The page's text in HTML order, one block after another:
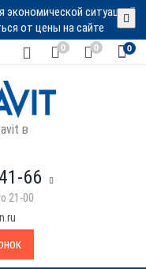
ситуацией
от цены на сайте
0 0 0
в
66
21-00